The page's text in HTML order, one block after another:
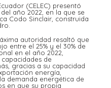
(CELEC) presentó
año 2022, en la que se
Codo Sinclair, construida
autoridad resaltó que
entre el 25% y el 30% de
en el año 2022,
de
gracias a su capacidad
energía,
demanda energética de
en que su propia